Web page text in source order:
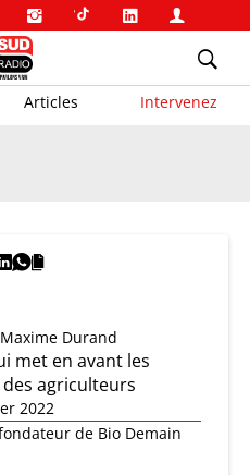
Articles Intervenez
Durand
met en avant les
agriculteurs
2022
de Bio Demain